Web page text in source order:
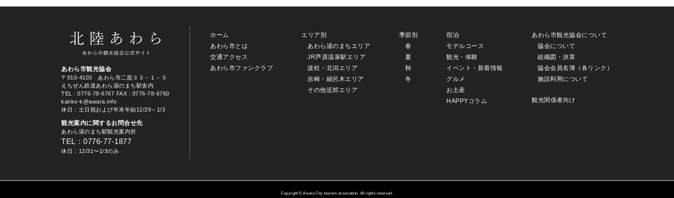
あわら市観光協会
〒910-4103 あわら市二面３３－１－５
えちぜん鉄道あわら湯のまち駅舎内
TEL
: 0776-78-6767 FAX : 0776-78-6760
kanko-k@awara.info
休日：土日祝および年末年始12/29～1/3
観光案内に関するお問合せ先
あわら湯のまち駅観光案内所
TEL：0776-77-1877
休日：12/31〜1/3のみ
ホーム
あわら市とは
交通アクセス
あわら市ファンクラブ
エリア別
あわら湯のまちエリア
JR芦原温泉駅エリア
波松・北潟エリア
吉崎・細呂木エリア
その他近郊エリア
季節別
春
夏
秋
冬
宿泊
モデルコース
観光・体験
イベント・新着情報
グルメ
お土産
HAPPYコラム
あわら市観光協会について
協会について
組織図・決算
協会会員名簿（各リンク）
施設利用について
観光関係者向け
Copyright © Awara City tourism association. All rights reserved.